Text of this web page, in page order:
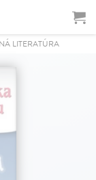
LITERATÚRA